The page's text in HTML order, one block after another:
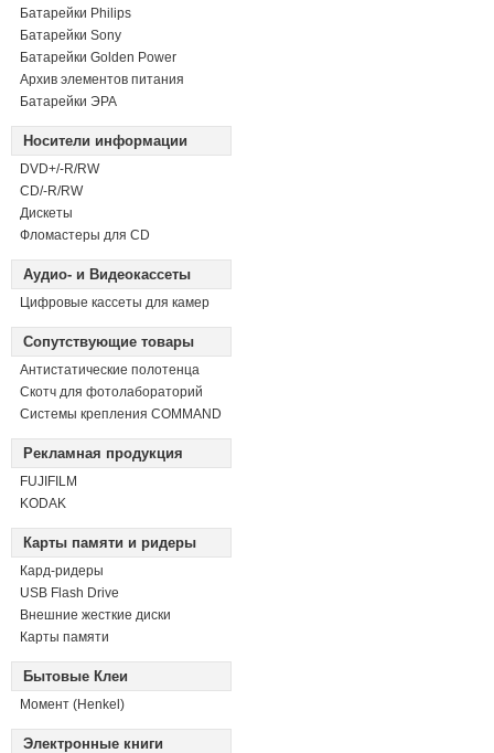
Батарейки Philips
Батарейки Sony
Батарейки Golden Power
Архив элементов питания
Батарейки ЭРА
Носители информации
DVD+/-R/RW
СD/-R/RW
Дискеты
Фломастеры для CD
Аудио- и Видеокассеты
Цифровые кассеты для камер
Сопутствующие товары
Антистатические полотенца
Скотч для фотолабораторий
Системы крепления COMMAND
Рекламная продукция
FUJIFILM
KODAK
Карты памяти и ридеры
Кард-ридеры
USB Flash Drive
Внешние жесткие диски
Карты памяти
Бытовые Клеи
Момент (Henkel)
Электронные книги